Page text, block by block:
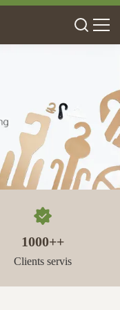
1000++
Clients servis